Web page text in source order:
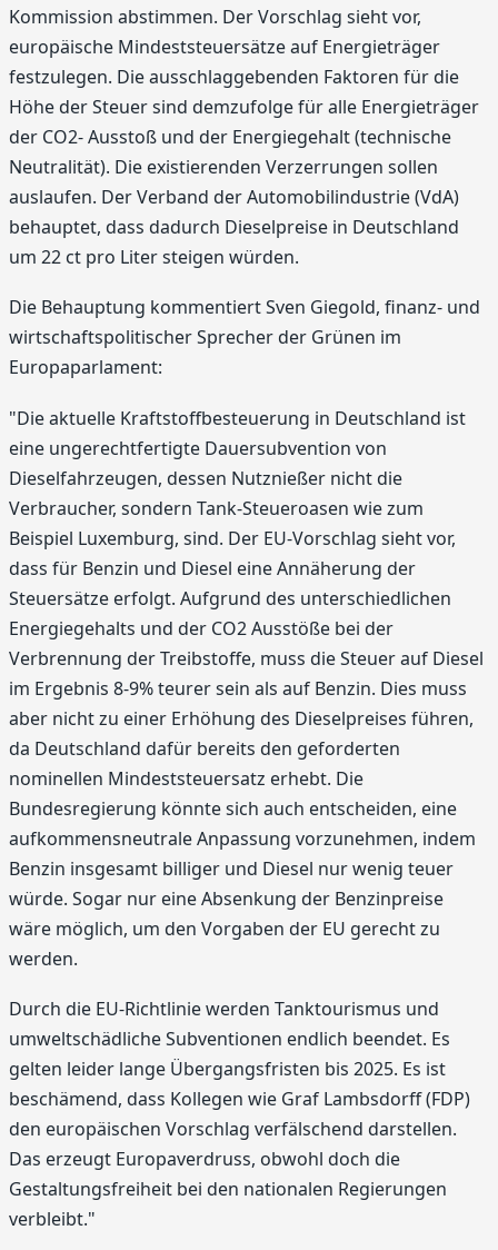
Kommission abstimmen. Der Vorschlag sieht vor,
europäische Mindeststeuersätze auf Energieträger
festzulegen. Die ausschlaggebenden Faktoren für die
Höhe der Steuer sind demzufolge für alle Energieträger
der CO2- Ausstoß und der Energiegehalt (technische
Neutralität). Die existierenden Verzerrungen sollen
auslaufen. Der Verband der Automobilindustrie (VdA)
behauptet, dass dadurch Dieselpreise in Deutschland
um 22 ct pro Liter steigen würden.
Die Behauptung kommentiert Sven Giegold, finanz- und
wirtschaftspolitischer Sprecher der Grünen im
Europaparlament:
"Die aktuelle Kraftstoffbesteuerung in Deutschland ist
eine ungerechtfertigte Dauersubvention von
Dieselfahrzeugen, dessen Nutznießer nicht die
Verbraucher, sondern Tank-Steueroasen wie zum
Beispiel Luxemburg, sind. Der EU-Vorschlag sieht vor,
dass für Benzin und Diesel eine Annäherung der
Steuersätze erfolgt. Aufgrund des unterschiedlichen
Energiegehalts und der CO2 Ausstöße bei der
Verbrennung der Treibstoffe, muss die Steuer auf Diesel
im Ergebnis 8-9% teurer sein als auf Benzin. Dies muss
aber nicht zu einer Erhöhung des Dieselpreises führen,
da Deutschland dafür bereits den geforderten
nominellen Mindeststeuersatz erhebt. Die
Bundesregierung könnte sich auch entscheiden, eine
aufkommensneutrale Anpassung vorzunehmen, indem
Benzin insgesamt billiger und Diesel nur wenig teuer
würde. Sogar nur eine Absenkung der Benzinpreise
wäre möglich, um den Vorgaben der EU gerecht zu
werden.
Durch die EU-Richtlinie werden Tanktourismus und
umweltschädliche Subventionen endlich beendet. Es
gelten leider lange Übergangsfristen bis 2025. Es ist
beschämend, dass Kollegen wie Graf Lambsdorff (FDP)
den europäischen Vorschlag verfälschend darstellen.
Das erzeugt Europaverdruss, obwohl doch die
Gestaltungsfreiheit bei den nationalen Regierungen
verbleibt."